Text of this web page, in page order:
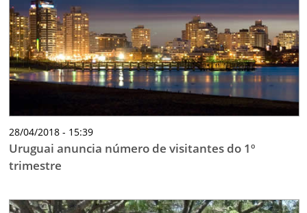
28/04/2018 - 15:39
Uruguai anuncia número de visitantes do 1º
trimestre